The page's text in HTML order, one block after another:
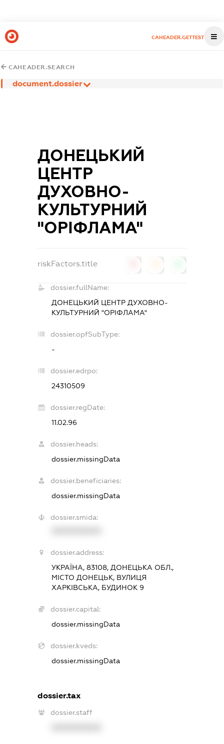
CAHEADER.GETTEST
CAHEADER.SEARCH
document.dossier
ДОНЕЦЬКИЙ
ЦЕНТР
ДУХОВНО-
КУЛЬТУРНИЙ
"ОРІФЛАМА"
riskFactors.title
dossier.fullName:
ДОНЕЦЬКИЙ ЦЕНТР ДУХОВНО-
КУЛЬТУРНИЙ "ОРІФЛАМА"
dossier.opfSubType:
-
dossier.edrpo:
24310509
dossier.regDate:
11.02.96
dossier.heads:
dossier.missingData
dossier.beneficiaries:
dossier.missingData
dossier.smida:
dossier.address:
УКРАЇНА, 83108, ДОНЕЦЬКА ОБЛ.,
МІСТО ДОНЕЦЬК, ВУЛИЦЯ
ХАРКІВСЬКА, БУДИНОК 9
dossier.capital:
dossier.missingData
dossier.kveds:
dossier.missingData
dossier.tax
dossier.staff